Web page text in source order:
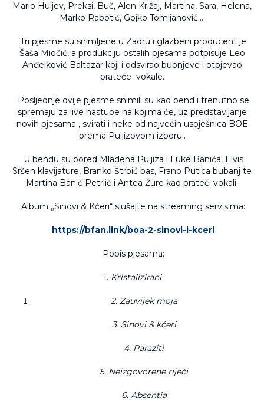
Mario Huljev, Preksi, Buč, Alen Križaj, Martina, Sara, Helena,
Marko Rabotić, Gojko Tomljanović....
Tri pjesme su snimljene u Zadru i glazbeni producent je
Šaša Miočić, a produkciju ostalih pjesama potpisuje Leo
Anđelković Baltazar koji i odsvirao bubnjeve i otpjevao
prateće vokale.
Posljednje dvije pjesme snimili su kao bend i trenutno se
spremaju za live nastupe na kojima će, uz predstavljanje
novih pjesama , svirati i neke od najvećih uspješnica BOE
prema Puljizovom izboru..
U bendu su pored Mladena Puljiza i Luke Banića, Elvis
Sršen klavijature, Branko Štrbić bas, Frano Putica bubanj te
Martina Banić Petrlić i Antea Žure kao prateći vokali.
Album „Sinovi & Kćeri“ slušajte na streaming servisima:
https://bfan.link/boa-2-sinovi-i-kceri
Popis pjesama:
1. Kristalizirani
2. Zauvijek moja
3. Sinovi & kćeri
4. Paraziti
5. Neizgovorene riječi
6. Absentia